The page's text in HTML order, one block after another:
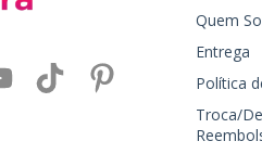
Quem
Entrega
Política
Troca/